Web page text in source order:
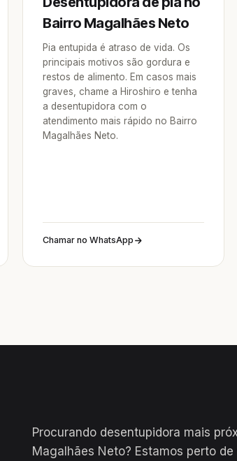
Bairro Magalhães Neto
Pia entupida é atraso de vida. Os
principais motivos são gordura e
restos de alimento. Em casos mais
graves, chame a Hiroshiro e tenha
a desentupidora com o
atendimento mais rápido no Bairro
Magalhães Neto.
Chamar no WhatsApp
Procurando desentupidora mais
Magalhães Neto? Estamos perto